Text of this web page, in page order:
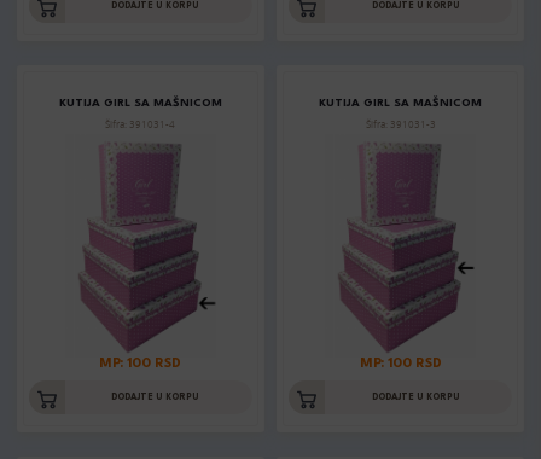
DODAJTE U KORPU DODAJTE U KORPU
KUTIJA GIRL SA MAŠNICOM
Šifra: 391031-4
MP: 100 RSD
DODAJTE U KORPU
KUTIJA GIRL SA MAŠNICOM
Šifra: 391031-3
MP: 100 RSD
DODAJTE U KORPU